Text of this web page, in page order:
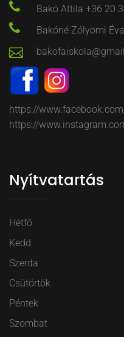
Bakó Attila +36 20
Bakóné Zólyomi
https://
https://
Nyítvatartás
Hétfő
Kedd
Szerda
Csütörtök
Péntek
Szombat